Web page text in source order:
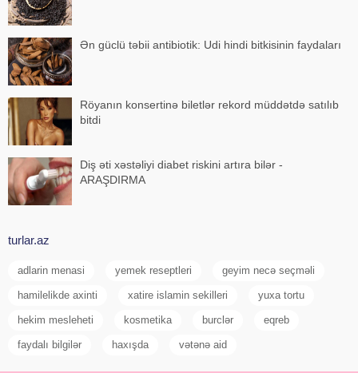
Ən güclü təbii antibiotik: Udi hindi bitkisinin faydaları
Röyanın konsertinə biletlər rekord müddətdə satılıb
bitdi
Diş əti xəstəliyi diabet riskini artıra bilər -
ARAŞDIRMA
turlar.az
adlarin menasi yemek reseptleri geyim necə seçməli
hamilelikde axinti xatire islamin sekilleri yuxa tortu
hekim mesleheti kosmetika burclər eqreb
faydalı bilgilər haxışda vətənə aid